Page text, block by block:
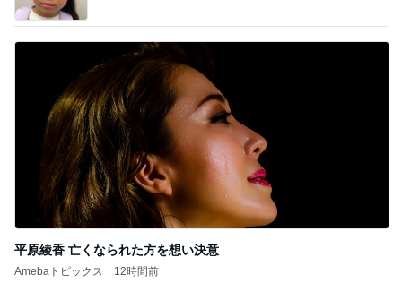
平原綾香 亡くなられた方を想い決意
Amebaトピックス 12時間前